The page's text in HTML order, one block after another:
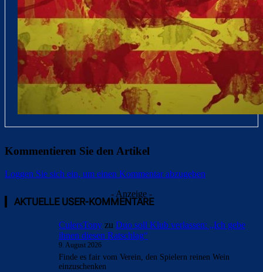
Kommentieren Sie den Artikel
Loggen Sie sich ein, um einen Kommentar abzugeben
- Anzeige -
AKTUELLE USER-KOMMENTARE
CulersTony zu Duo soll Klub verlassen: „Ich gebe
ihnen diesen Ratschlag“
9. August 2026
Finde es fair vom Verein, den Spielern reinen Wein
einzuschenken